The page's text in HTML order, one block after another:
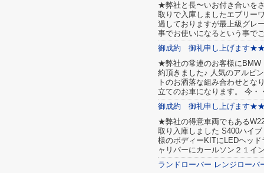
★弊社と長〜いお付き合いを
取りで入庫しましたエブリー
過しておりますが最上級グレ
事でお使いになるという事で
御成約 御礼申し上げます
★弊社の常連のお客様に
約頂きました♪ 人気のアルピ
トのお洒落な組み合わせとな
立てのお車になります。 今・
御成約 御礼申し上げます
★弊社の得意車両でもある
取り入庫しました S400ハイ
様のボディーKITにLEDヘッ
ャリパーにカールソン２１イ
ランドローバー レンジローバ